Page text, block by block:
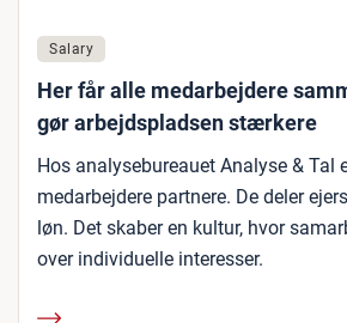
Salary
Her får alle medarbejdere
gør arbejdspladsen stærkere
Hos analysebureauet Analyse & Tal
medarbejdere partnere. De deler
løn. Det skaber en kultur, hvor
over individuelle interesser.